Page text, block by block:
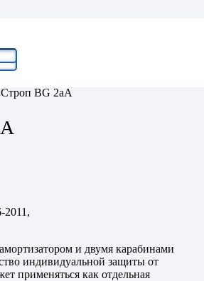
BG 2аА
2011,
и двумя карабинами
индивидуальной защиты от
применяться как отдельная